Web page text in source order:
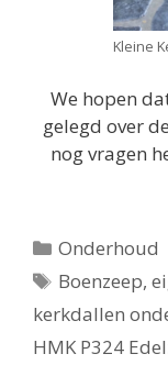
Kleine
We hopen
gelegd over
nog vragen
Categorieën
Onderhoud
Tags
Boenzeep,
kerkdallen
HMK P324